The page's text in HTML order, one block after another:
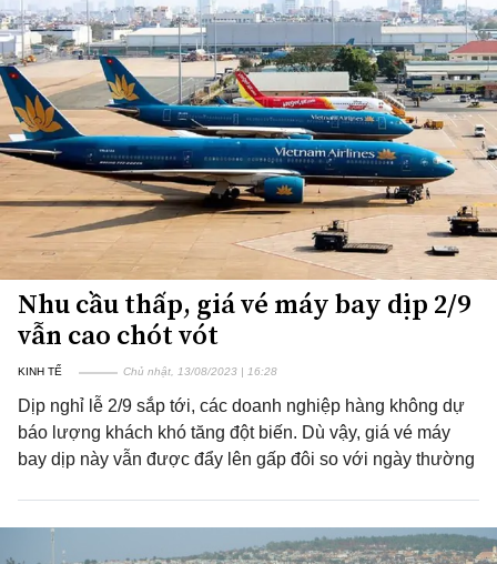
Nhu cầu thấp, giá vé máy bay dịp 2/9
vẫn cao chót vót
KINH TẾ Chủ nhật, 13/08/2023 | 16:28
Dịp nghỉ lễ 2/9 sắp tới, các doanh nghiệp hàng không dự
báo lượng khách khó tăng đột biến. Dù vậy, giá vé máy
bay dịp này vẫn được đẩy lên gấp đôi so với ngày thường